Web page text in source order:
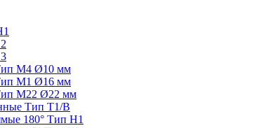
M4 Ø10 мм
M1 Ø16 мм
M22 Ø22 мм
Тип T1/B
180° Тип H1